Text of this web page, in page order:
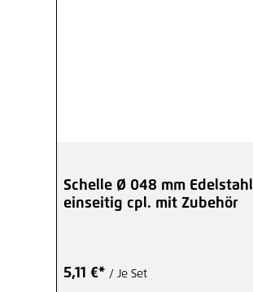
Schelle Ø 048 mm Edelstahl
einseitig cpl. mit Zubehör
5,11 €* / Je Set